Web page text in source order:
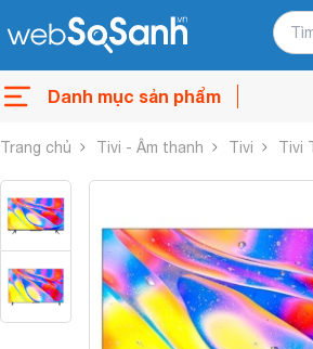
Danh mục sản phẩm
Trang chủ Tivi - Âm thanh Tivi Tivi